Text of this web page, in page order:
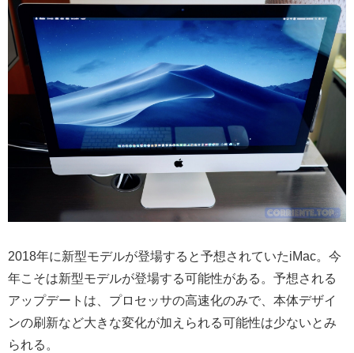
2018年に新型モデルが登場すると予想されていたiMac。今
年こそは新型モデルが登場する可能性がある。予想される
アップデートは、プロセッサの高速化のみで、本体デザイ
ンの刷新など大きな変化が加えられる可能性は少ないとみ
られる。